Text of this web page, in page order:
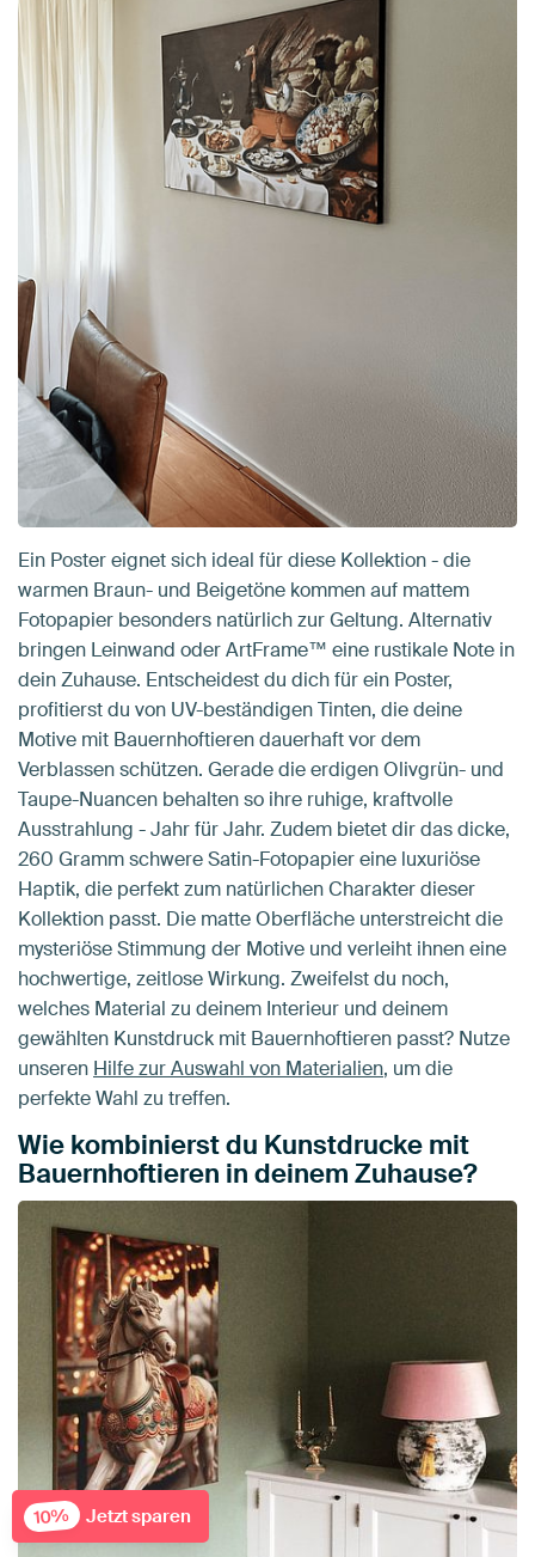
Ein Poster eignet sich ideal für diese Kollektion - die
warmen Braun- und Beigetöne kommen auf mattem
Fotopapier besonders natürlich zur Geltung. Alternativ
bringen Leinwand oder ArtFrame™ eine rustikale Note in
dein Zuhause. Entscheidest du dich für ein Poster,
profitierst du von UV-beständigen Tinten, die deine
Motive mit Bauernhoftieren dauerhaft vor dem
Verblassen schützen. Gerade die erdigen Olivgrün- und
Taupe-Nuancen behalten so ihre ruhige, kraftvolle
Ausstrahlung - Jahr für Jahr. Zudem bietet dir das dicke,
260 Gramm schwere Satin-Fotopapier eine luxuriöse
Haptik, die perfekt zum natürlichen Charakter dieser
Kollektion passt. Die matte Oberfläche unterstreicht die
mysteriöse Stimmung der Motive und verleiht ihnen eine
hochwertige, zeitlose Wirkung. Zweifelst du noch,
welches Material zu deinem Interieur und deinem
gewählten Kunstdruck mit Bauernhoftieren passt? Nutze
unseren Hilfe zur Auswahl von Materialien, um die
perfekte Wahl zu treffen.
Wie kombinierst du Kunstdrucke mit
Bauernhoftieren in deinem Zuhause?
10% Jetzt sparen